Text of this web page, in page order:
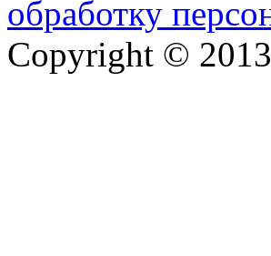
обработку
Copyright ©